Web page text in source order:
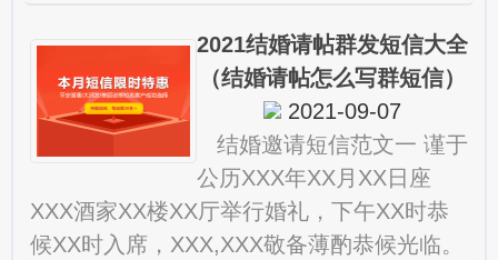
是有谁知道哪家商务短信2021结婚请帖群发短信大全
（结婚请帖怎么写群短信）
2021-09-07
结婚邀请短信范文一 谨于
公历XXX年XX月XX日座
XXX酒家XX楼XX厅举行婚礼，下午XX时恭
候XX时入席，XXX,XXX敬备薄酌恭候光临。